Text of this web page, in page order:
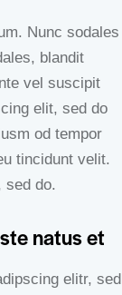
Nunc sodales
blandit
vel suscipit
elit, sed do
od tempor
tincidunt velit.
sed do.
natus et
elitr, sed